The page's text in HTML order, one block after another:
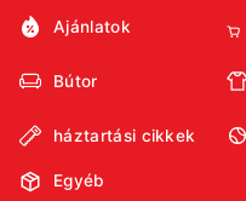
Ajánlatok
Bútor
háztartási cikkek
Egyéb